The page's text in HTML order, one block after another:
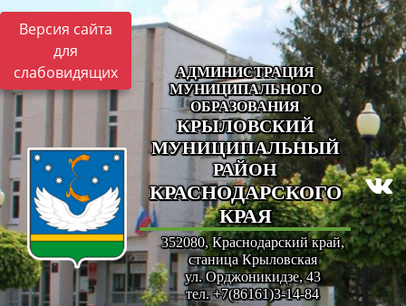
Версия сайта
для
слабовидящих
АДМИНИСТРАЦИЯ
МУНИЦИПАЛЬНОГО
ОБРАЗОВАНИЯ
КРЫЛОВСКИЙ
МУНИЦИПАЛЬНЫЙ
РАЙОН
КРАСНОДАРСКОГО
КРАЯ
352080, Краснодарский край,
станица Крыловская
ул. Орджоникидзе, 43
тел. +7(86161)3-14-84